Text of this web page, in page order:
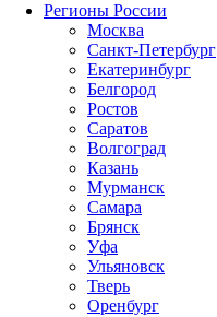
Регионы России
Москва
Санкт-Петербург
Екатеринбург
Белгород
Ростов
Саратов
Волгоград
Казань
Мурманск
Самара
Брянск
Уфа
Ульяновск
Тверь
Оренбург